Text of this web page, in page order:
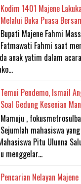
Kodim 1401 Majene
Melalui Buka Puasa
Bupati Majene Fahmi
Fatmawati Fahmi saat
anak yatim dalam
Temui Pendemo, Ismail
Soal Gedung Kesenian
Mamuju ,
Sejumlah mahasiswa
Pitu Ulunna
menggelar...
Pencarian Nelayan